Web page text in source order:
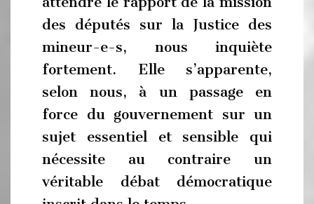
des députés sur la Justice des
mineur-e-s, nous inquiète
fortement. Elle s’apparente,
selon nous, à un passage en
force du gouvernement sur un
sujet essentiel et sensible qui
nécessite au contraire un
véritable débat démocratique